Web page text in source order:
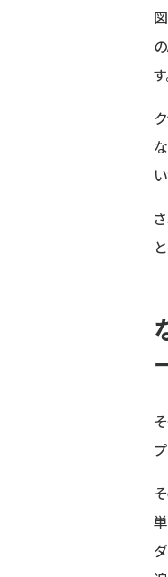
す